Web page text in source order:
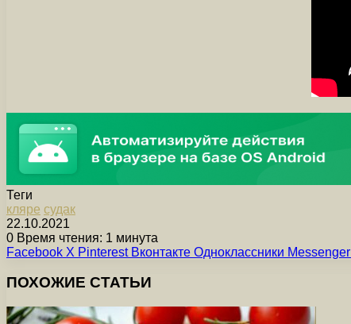
Теги
кляре судак
22.10.2021
0 Время чтения: 1 минута
Facebook X Pinterest Вконтакте Одноклассники Messenger
ПОХОЖИЕ СТАТЬИ